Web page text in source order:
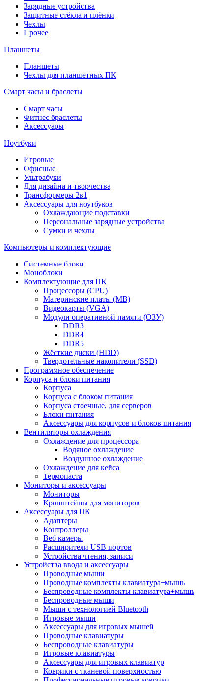
Зарядные устройства
Защитные стёкла и плёнки
Чехлы
Прочее
Планшеты
Планшеты
Чехлы для планшетных ПК
Смарт часы и браслеты
Смарт часы
Фитнес браслеты
Аксессуары
Ноутбуки
Игровые
Офисные
Ультрабуки
Для дизайна и творчества
Трансформеры 2в1
Аксессуары для ноутбуков
Охлаждающие подставки
Персональные зарядные устройства
Сумки и чехлы
Компьютеры и комплектующие
Системные блоки
Моноблоки
Комплектующие для ПК
Процессоры (CPU)
Материнские платы (MB)
Видеокарты (VGA)
Модули оперативной памяти (ОЗУ)
DDR3
DDR4
DDR5
Жёсткие диски (HDD)
Твердотельные накопители (SSD)
Программное обеспечение
Корпуса и блоки питания
Корпуса
Корпуса с блоком питания
Корпуса стоечные, для серверов
Блоки питания
Аксессуары для корпусов и блоков питания
Вентиляторы охлаждения
Охлаждение для процессора
Водяное охлаждение
Воздушное охлаждение
Охлаждение для кейса
Термопаста
Мониторы и аксессуары
Мониторы
Кронштейны для мониторов
Аксессуары для ПК
Адаптеры
Контроллеры
Веб камеры
Расширители USB портов
Устройства чтения, записи
Устройства ввода и аксессуары
Проводные мыши
Проводные комплекты клавиатура+мышь
Беспроводные комплекты клавиатура+мышь
Беспроводные мыши
Мыши с технологией Bluetooth
Игровые мыши
Аксессуары для игровых мышей
Проводные клавиатуры
Беспроводные клавиатуры
Игровые клавиатуры
Аксессуары для игровых клавиатур
Коврики с тканевой поверхностью